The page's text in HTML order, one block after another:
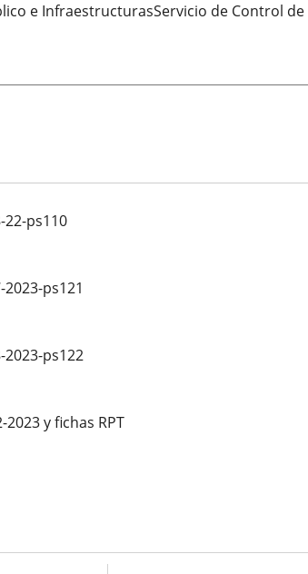
e InfraestructurasServicio de Control de
22-ps110
ps121
ps122
y fichas RPT